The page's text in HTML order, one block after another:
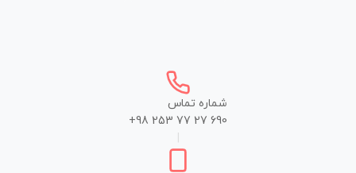
شماره تماس
+98 253 77 27 690